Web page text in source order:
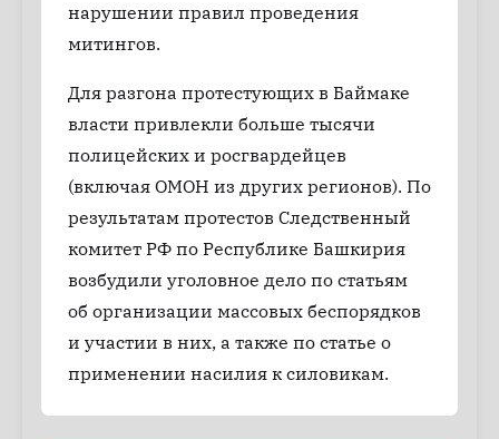
нарушении правил проведения
митингов.
Для разгона протестующих в Баймаке
власти привлекли больше тысячи
полицейских и росгвардейцев
(включая ОМОН из других регионов). По
результатам протестов Следственный
комитет РФ по Республике Башкирия
возбудили уголовное дело по статьям
об организации массовых беспорядков
и участии в них, а также по статье о
применении насилия к силовикам.